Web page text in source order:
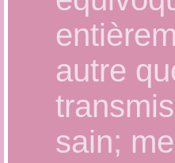
autre
sain;